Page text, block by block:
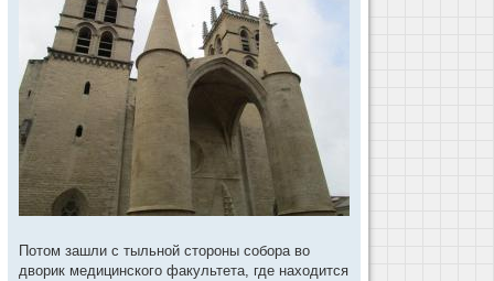
Потом зашли с тыльной стороны собора во
дворик медицинского факультета, где находится